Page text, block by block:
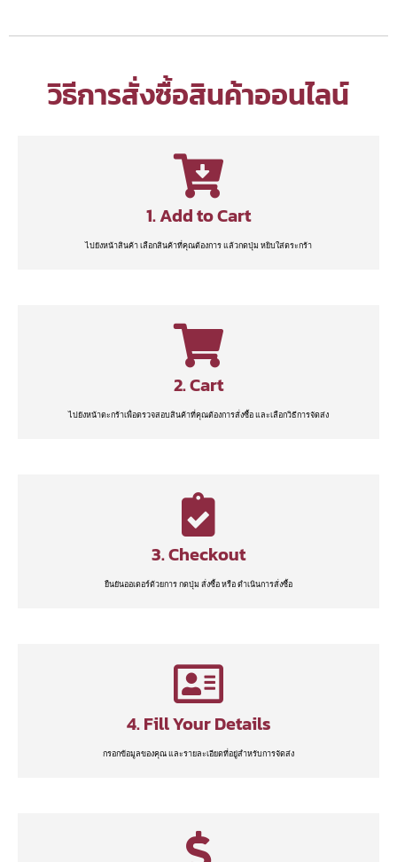
วิธีการสั่งซื้อสินค้าออนไลน์
1. Add to Cart
ไปยังหน้าสินค้า เลือกสินค้าที่คุณต้องการ แล้วกดปุ่ม หยิบใส่ตระกร้า
2. Cart
ไปยังหน้าตะกร้าเพื่อตรวจสอบสินค้าที่คุณต้องการสั่งซื้อ และเลือกวิธีการจัดส่ง
3. Checkout
ยืนยันออเดอร์ด้วยการ กดปุ่ม สั่งซื้อ หรือ ดำเนินการสั่งซื้อ
4. Fill Your Details
กรอกข้อมูลของคุณ และรายละเอียดที่อยู่สำหรับการจัดส่ง